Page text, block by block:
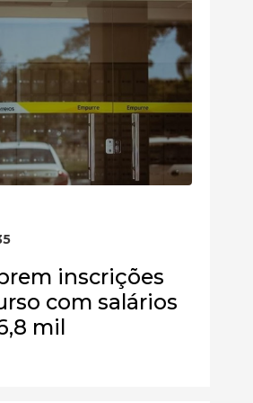
inscrições
com salários
mil